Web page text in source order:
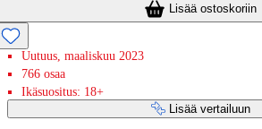
Lisää ostoskoriin
Uutuus, maaliskuu 2023
766 osaa
Ikäsuositus: 18+
Lisää vertailuun